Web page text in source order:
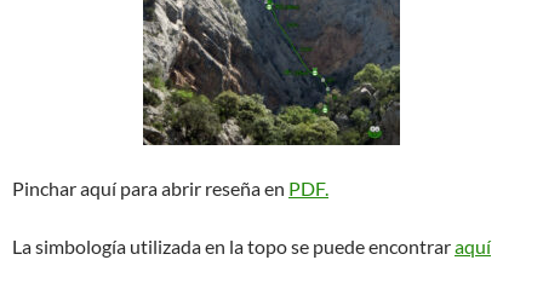
Pinchar aquí para abrir reseña en PDF.
La simbología utilizada en la topo se puede encontraraquí